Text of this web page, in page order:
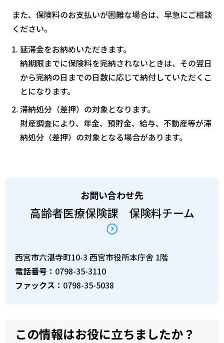
また、保険料のお支払いが困難な場合は、早急にご相談
ください。
延滞金をお納めいただきます。
納期限までに保険料を完納されないときは、その翌日
から完納の日までの日数に応じて納付していただくこ
とになります。
滞納処分（差押）の対象となります。
財産調査により、年金、預貯金、給与、不動産等が滞
納処分（差押）の対象となる場合があります。
お問い合わせ先
高齢者医療保険課 保険料チーム
西宮市六湛寺町10-3 西宮市役所本庁舎 1階
電話番号： 0798-35-3110
ファックス： 0798-35-5038
この情報はお役に立ちましたか？